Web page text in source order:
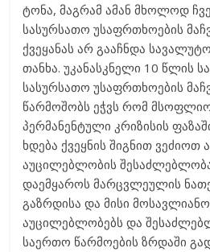
ტონა, მაგრამ ამან მხოლოდ
სასურსათო უსაფრთხოების
ქვეყანას არ გააჩნდა
თანხა. უკანასკნელი 10 წლის
სასურსათო უსაფრთხოების
წარმოშობს ეჭვს რომ
პერმანენტული კრიზისის
ხდება ქვეყნის შიგნით ვეძიოთ
აუცილებლობის
დაემყაროს მარცვლეულის
გაზრდისა და მისი
აუცილებლობებს და
საერთო წარმოების ზრდაში